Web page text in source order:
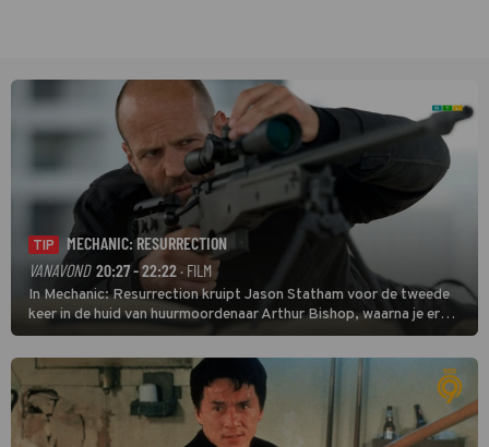
TIP
MECHANIC: RESURRECTION
VANAVOND 20:27 - 22:22· FILM
In Mechanic: Resurrection kruipt Jason Statham voor de tweede
keer in de huid van huurmoordenaar Arthur Bishop, waarna je er
donder op kunt zeggen dat er van Bishops geplande pensioen niet
veel terechtkomt.